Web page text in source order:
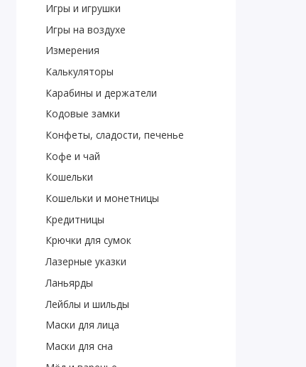
Игры и игрушки
Игры на воздухе
Измерения
Калькуляторы
Карабины и держатели
Кодовые замки
Конфеты, сладости, печенье
Кофе и чай
Кошельки
Кошельки и монетницы
Кредитницы
Крючки для сумок
Лазерные указки
Ланьярды
Лейблы и шильды
Маски для лица
Маски для сна